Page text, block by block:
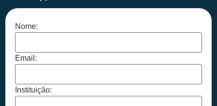
Nome:
Email:
Instituição: